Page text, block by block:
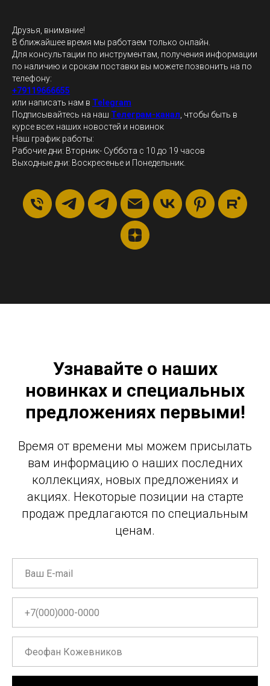
Друзья, внимание!
В ближайшее время мы работаем только онлайн.
Для консультации по инструментам, получения информации
по наличию и срокам поставки вы можете позвонить на по
телефону:
+79119666655
или написать нам в Telegram
Подписывайтесь на наш Телеграм-канал , чтобы быть в
курсе всех наших новостей и новинок
Наш график работы:
Рабочие дни: Вторник- Суббота с 10 до 19 часов
Выходные дни: Воскресенье и Понедельник.
Узнавайте о наших
новинках и специальных
предложениях первыми!
Время от времени мы можем присылать
вам информацию о наших последних
коллекциях, новых предложениях и
акциях. Некоторые позиции на старте
продаж предлагаются по специальным
ценам.